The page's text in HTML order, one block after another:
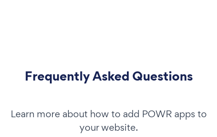
Frequently Asked Questions
Learn more about how to add POWR apps to
your website.